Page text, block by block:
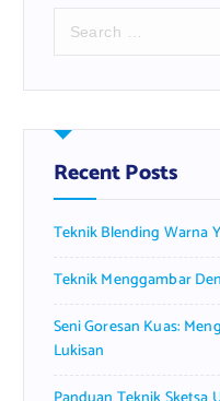
r
h
f
o
:
Recent Posts
Teknik Blending Warna
Teknik Menggambar
Seni Goresan Kuas:
Lukisan